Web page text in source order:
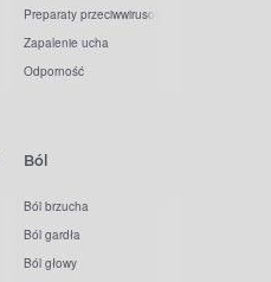
Preparaty przeciwwirusowe
Zapalenie ucha
Odporność
Ból
Ból brzucha
Ból gardła
Ból głowy